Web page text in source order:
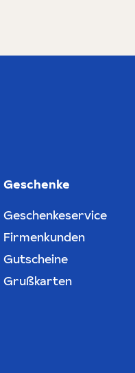
Geschenke
Geschenkeservice
Firmenkunden
Gutscheine
Grußkarten